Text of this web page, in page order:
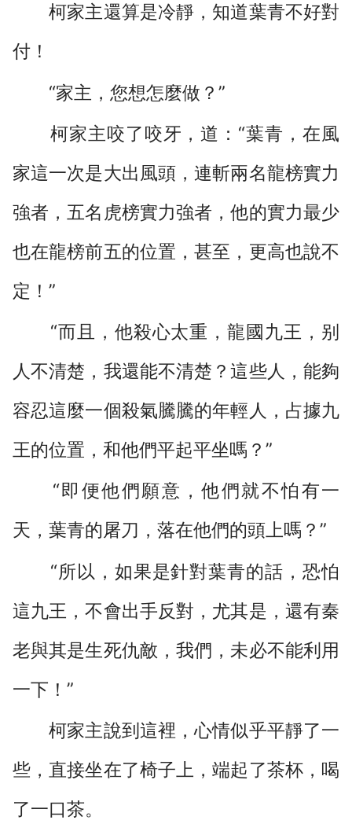
柯家主還算是冷靜，知道葉青不好對
付！
“家主，您想怎麼做？”
柯家主咬了咬牙，道：“葉青，在風
家這一次是大出風頭，連斬兩名龍榜實力
強者，五名虎榜實力強者，他的實力最少
也在龍榜前五的位置，甚至，更高也說不
定！”
“而且，他殺心太重，龍國九王，别
人不清楚，我還能不清楚？這些人，能夠
容忍這麼一個殺氣騰騰的年輕人，占據九
王的位置，和他們平起平坐嗎？”
“即便他們願意，他們就不怕有一
天，葉青的屠刀，落在他們的頭上嗎？”
“所以，如果是針對葉青的話，恐怕
這九王，不會出手反對，尤其是，還有秦
老與其是生死仇敵，我們，未必不能利用
一下！”
柯家主說到這裡，心情似乎平靜了一
些，直接坐在了椅子上，端起了茶杯，喝
了一口茶。